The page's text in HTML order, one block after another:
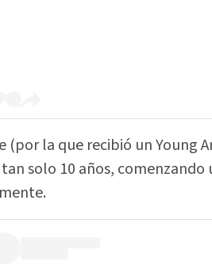
la que recibió un Young
solo 10 años,